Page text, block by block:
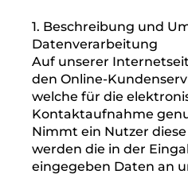
können jederzeit
kann auch
Cookies für unsere
können
Funktionen der
genutzt werden.
VI.